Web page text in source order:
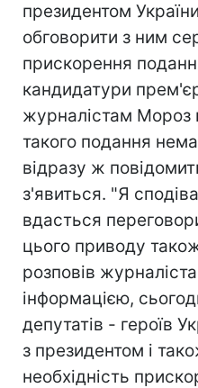
президентом
обговорити з ним
прискорення
кандидатури
журналістам Мороз
такого подання
відразу ж
з'явиться. "Я
вдасться
цього приводу
розповів
інформацією,
депутатів - героїв
з президентом і
необхідність